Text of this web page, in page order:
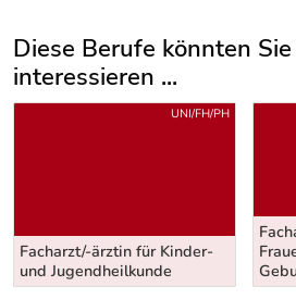
Diese Berufe könnten
interessieren ...
Uber weitere Berufsvorschläge
Facharzt/-ärztin für Kinder-
und Jugendheilkunde
UNI/FH/PH